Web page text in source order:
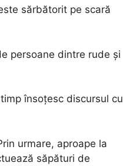
sărbătorit pe scară
persoane dintre rude și
însoțesc discursul cu
urmare, aproape la
săpături de